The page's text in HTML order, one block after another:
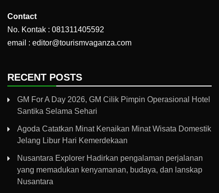
Contact
No. Kontak : 081311405592
email : editor@tourismvaganza.com
RECENT POSTS
GM For A Day 2026, GM Cilik Pimpin Operasional Hotel
Santika Selama Sehari
Agoda Catatkan Minat Kenaikan Minat Wisata Domestik
Jelang Libur Hari Kemerdekaan
Nusantara Explorer Hadirkan pengalaman perjalanan
yang memadukan kenyamanan, budaya, dan lanskap
Nusantara